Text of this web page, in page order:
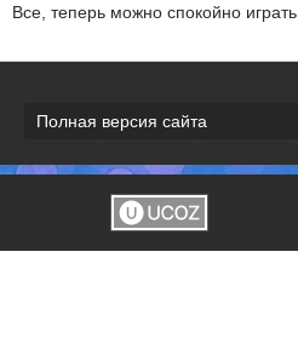
Все, теперь можно спокойно играть.
Полная версия сайта